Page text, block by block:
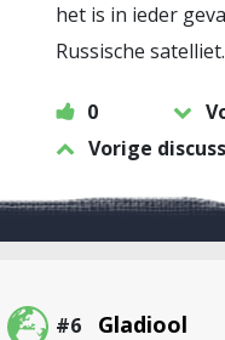
het is in ieder
Russische satelliet.
0
Vorige
#6 Gladiool